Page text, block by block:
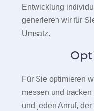
Entwicklung
generieren wir für
Umsatz.
Für Sie optimieren
messen und
und jeden Anruf,